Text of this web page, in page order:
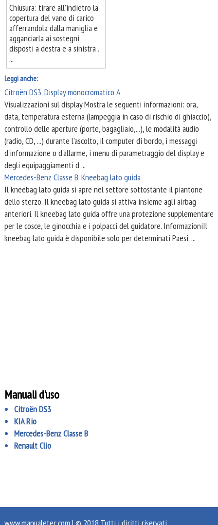
Chiusura: tirare all'indietro la
copertura del vano di carico
afferrandola dalla maniglia e
agganciarla ai sostegni
disposti a destra e a sinistra .
...
Leggi anche:
Citroën DS3. Display monocromatico A
Visualizzazioni sul display Mostra le seguenti informazioni: ora,
data, temperatura esterna (lampeggia in caso di rischio di ghiaccio),
controllo delle aperture (porte, bagagliaio,...), le modalità audio
(radio, CD, ...) durante l'ascolto, il computer di bordo, i messaggi
d'informazione o d'allarme, i menu di parametraggio del display e
degli equipaggiamenti d ...
Mercedes-Benz Classe B. Kneebag lato guida
Il kneebag lato guida si apre nel settore sottostante il piantone
dello sterzo. Il kneebag lato guida si attiva insieme agli airbag
anteriori. Il kneebag lato guida offre una protezione supplementare
per le cosce, le ginocchia e i polpacci del guidatore. InformazioniIl
kneebag lato guida è disponibile solo per determinati Paesi. ...
Manuali d'uso
Citroën DS3
KIA Rio
Mercedes-Benz Classe B
Renault Clio